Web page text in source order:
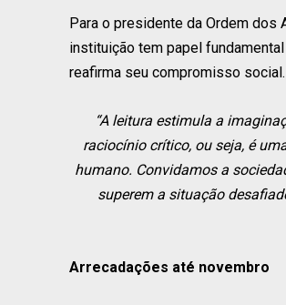
Para o presidente da Ordem dos
instituição tem papel
reafirma seu compromisso social.
“A leitura estimula a
raciocínio crítico, ou seja, é
humano. Convidamos a
superem a situação
Arrecadações até novembro